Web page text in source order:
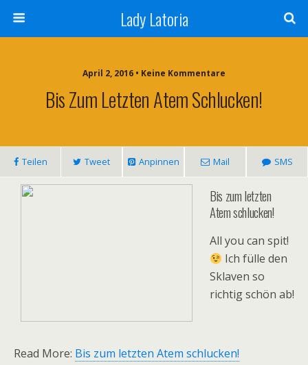
Lady Latoria
April 2, 2016 • Keine Kommentare
Bis Zum Letzten Atem Schlucken!
Teilen Tweet Anpinnen Mail SMS
Bis zum letzten
Atem schlucken!
All you can spit!
Ich fülle den
Sklaven so
richtig schön ab!
Read More: Bis zum letzten Atem schlucken!